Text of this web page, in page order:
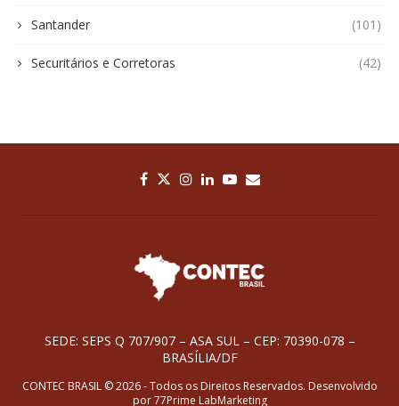
Santander (101)
Securitários e Corretoras (42)
SEDE: SEPS Q 707/907 – ASA SUL – CEP: 70390-078 –
BRASÍLIA/DF
CONTEC BRASIL © 2026 - Todos os Direitos Reservados. Desenvolvido
por77Prime LabMarketing